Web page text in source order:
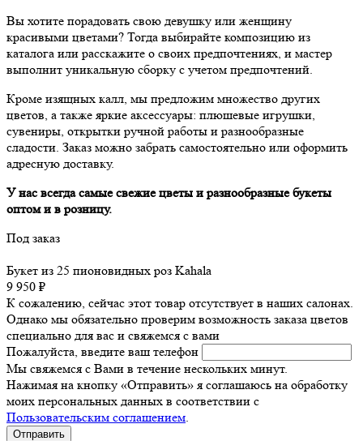
Вы хотите порадовать свою девушку или женщину
красивыми цветами? Тогда выбирайте композицию из
каталога или расскажите о своих предпочтениях, и мастер
выполнит уникальную сборку с учетом предпочтений.
Кроме изящных калл, мы предложим множество других
цветов, а также яркие аксессуары: плюшевые игрушки,
сувениры, открытки ручной работы и разнообразные
сладости. Заказ можно забрать самостоятельно или оформить
адресную доставку.
У нас всегда самые свежие цветы и разнообразные букеты
оптом и в розницу.
Под заказ
Букет из 25 пионовидных роз Kahala
9 950 ₽
К сожалению, сейчас этот товар отсутствует в наших салонах.
Однако мы обязательно проверим возможность заказа цветов
специально для вас и свяжемся с вами
Пожалуйста, введите ваш телефон
Мы свяжемся с Вами в течение нескольких минут.
Нажимая на кнопку «Отправить» я соглашаюсь на обработку
моих персональных данных в соответствии с
Пользовательским соглашением